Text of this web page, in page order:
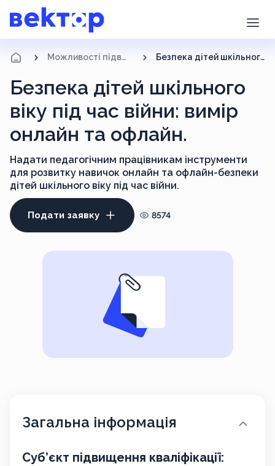
Можливості підвищення кваліфікації Безпека дітей шкільного віку під час війни: вимір онлайн та офлайн.
Безпека дітей шкільного
віку під час війни: вимір
онлайн та офлайн.
Надати педагогічним працівникам інструменти
для розвитку навичок онлайн та офлайн-безпеки
дітей шкільного віку під час війни.
Подати заявку 8574
Загальна інформація
Суб’єкт підвищення кваліфікації: